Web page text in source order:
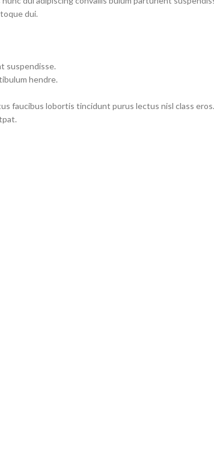
dui.
suspendisse.
hendre.
faucibus lobortis tincidunt purus lectus nisl class